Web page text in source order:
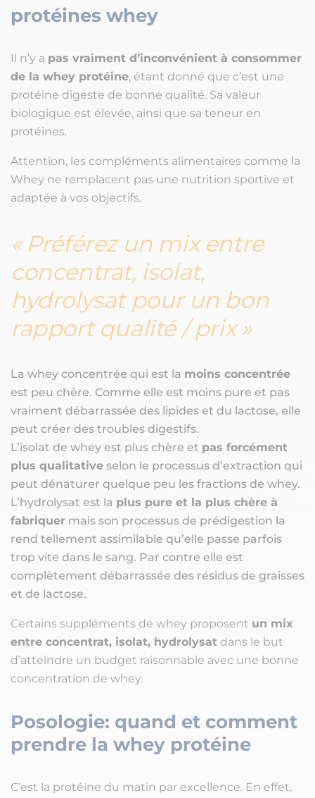
protéines whey
Il n’y a pas vraiment d’inconvénient à consommer
de la whey protéine, étant donné que c’est une
protéine digeste de bonne qualité. Sa valeur
biologique est élevée, ainsi que sa teneur en
protéines.
Attention, les compléments alimentaires comme la
Whey ne remplacent pas une nutrition sportive et
adaptée à vos objectifs.
Préférez un mix entre
concentrat, isolat,
hydrolysat pour un bon
rapport qualité / prix
La whey concentrée qui est la moins concentrée
est peu chère. Comme elle est moins pure et pas
vraiment débarrassée des lipides et du lactose, elle
peut créer des troubles digestifs.
L’isolat de whey est plus chère et pas forcément
plus qualitative selon le processus d’extraction qui
peut dénaturer quelque peu les fractions de whey.
L’hydrolysat est la plus pure et la plus chère à
fabriquer mais son processus de prédigestion la
rend tellement assimilable qu’elle passe parfois
trop vite dans le sang. Par contre elle est
complètement débarrassée des résidus de graisses
et de lactose.
Certains suppléments de whey proposent un mix
entre concentrat, isolat, hydrolysat dans le but
d’atteindre un budget raisonnable avec une bonne
concentration de whey.
Posologie: quand et comment
prendre la whey protéine
C’est la protéine du matin par excellence. En effet,